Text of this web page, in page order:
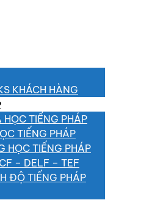
KHÁCH HÀNG
HỌC TIẾNG PHÁP
TIẾNG PHÁP
HỌC TIẾNG PHÁP
– DELF – TEF
ĐỘ TIẾNG PHÁP